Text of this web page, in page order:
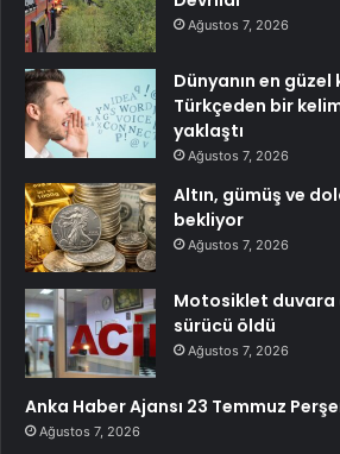
Ağustos 7, 2026
Dünyanın en güzel
Türkçeden bir
yaklaştı
Ağustos 7, 2026
Altın, gümüş ve
bekliyor
Ağustos 7, 2026
Motosiklet duvara
sürücü öldü
Ağustos 7, 2026
Anka Haber Ajansı 23 Temmuz
Ağustos 7, 2026